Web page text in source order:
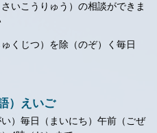
いこうりゅう）の相談ができま
くじつ）を除（のぞ）く毎日
）えいご
）毎日（まいにち）午前（ごぜ